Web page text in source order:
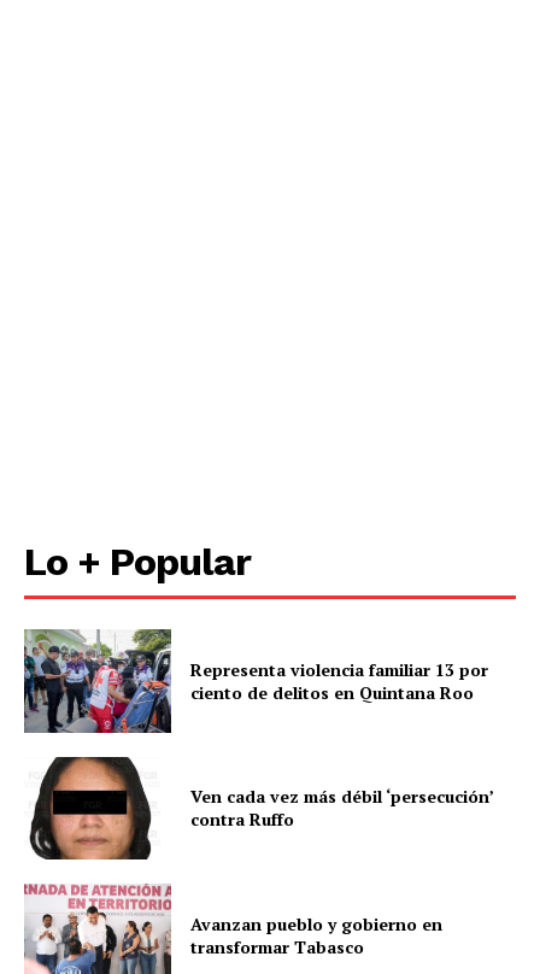
Lo + Popular
Representa violencia familiar 13 por
ciento de delitos en Quintana Roo
Ven cada vez más débil ‘persecución’
contra Ruffo
Avanzan pueblo y gobierno en
transformar Tabasco